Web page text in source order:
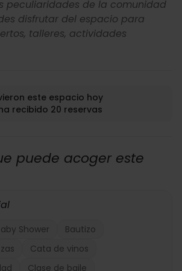
peculiaridades de la comunidad
disfrutar del espacio para
talleres, actividades
este espacio hoy
recibido 20 reservas
puede acoger este
Shower
Bautizo
Cata de vinos
Clase de baile